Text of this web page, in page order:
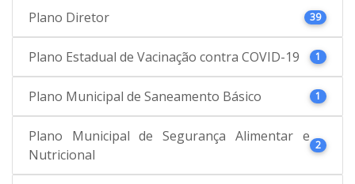
Plano Diretor 39
Plano Estadual de Vacinação contra COVID-19 1
Plano Municipal de Saneamento Básico 1
Plano Municipal de Segurança Alimentar e
Nutricional
2